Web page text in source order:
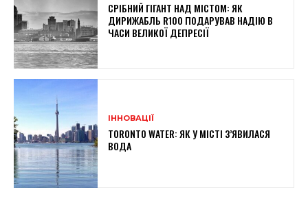
СРІБНИЙ ГІГАНТ НАД МІСТОМ: ЯК
ДИРИЖАБЛЬ R100 ПОДАРУВАВ НАДІЮ В
ЧАСИ ВЕЛИКОЇ ДЕПРЕСІЇ
ІННОВАЦІЇ
TORONTO WATER: ЯК У МІСТІ З’ЯВИЛАСЯ
ВОДА